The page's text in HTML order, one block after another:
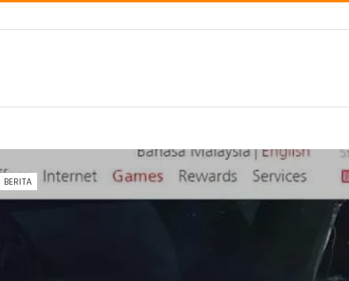
BERITA